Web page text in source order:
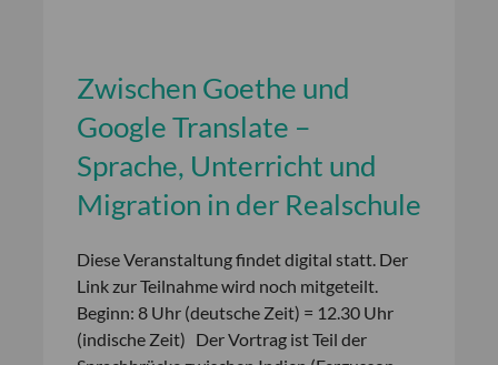
Zwischen Goethe und
Google Translate –
Sprache, Unterricht und
Migration in der Realschule
Diese Veranstaltung findet digital statt. Der
Link zur Teilnahme wird noch mitgeteilt.
Beginn: 8 Uhr (deutsche Zeit) = 12.30 Uhr
(indische Zeit) Der Vortrag ist Teil der